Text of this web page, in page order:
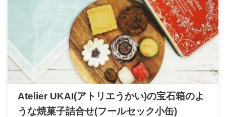
Atelier UKAI(アトリエうかい)の宝石箱のよ
うな焼菓子詰合せ(フールセック小缶)